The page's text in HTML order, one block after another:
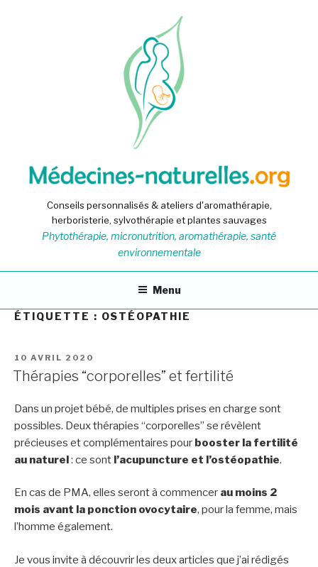
Conseils personnalisés & ateliers d'aromathérapie,
herboristerie, sylvothérapie et plantes sauvages
Phytothérapie, micronutrition, aromathérapie, santé
environnementale
Menu
ÉTIQUETTE : OSTÉOPATHIE
PUBLIÉ
LE
10 AVRIL 2020
Thérapies “corporelles” et fertilité
Dans un projet bébé, de multiples prises en charge sont
possibles. Deux thérapies “corporelles” se révèlent
précieuses et complémentaires pour booster la fertilité
au naturel: ce sont l’acupuncture et l’ostéopathie.
En cas de PMA, elles seront à commencer au moins 2
mois avant la ponction ovocytaire, pour la femme, mais
l’homme également.
Je vous invite à découvrir les deux articles que j’ai rédigés